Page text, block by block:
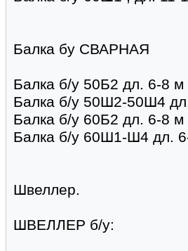
Балка бу СВАРНАЯ
Балка б/у 50Б2 дл. 6-8 м
Балка б/у 50Ш2-50Ш4
Балка б/у 60Б2 дл. 6-8 м
Балка б/у 60Ш1-Ш4 дл.
Швеллер.
ШВЕЛЛЕР б/у: